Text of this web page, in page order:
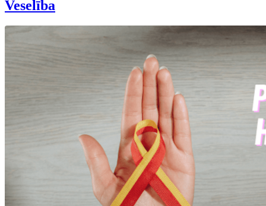
Veselība